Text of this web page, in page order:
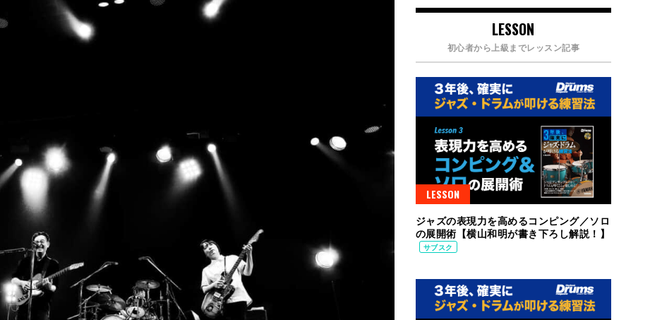
LESSON
初心者から上級までレッスン記事
LESSON
ジャズの表現力を高めるコンピング／ソロ
の展開術【横山和明が書き下ろし解説！】
サブスク